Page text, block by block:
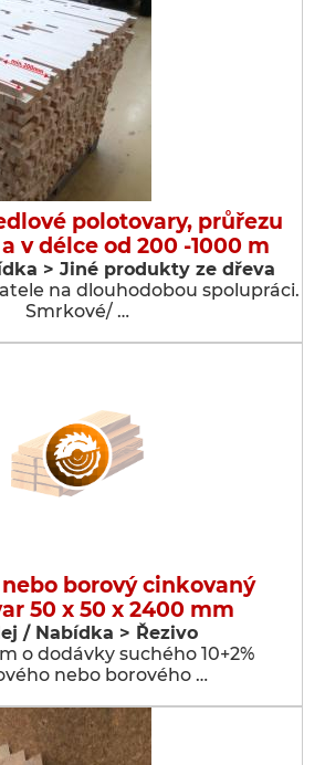
polotovary, průřezu
v délce od 200 -1000 m
> Jiné produkty ze dřeva
na dlouhodobou spolupráci.
Smrkové/ …
borový cinkovaný
50 x 50 x 2400 mm
/ Nabídka > Řezivo
o dodávky suchého 10+2%
nebo borového …